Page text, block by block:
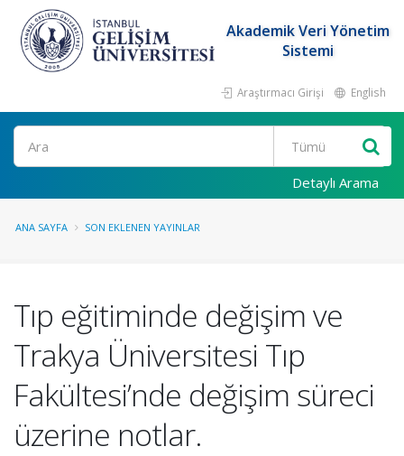
Akademik Veri Yönetim
Sistemi
Araştırmacı Girişi English
Ara
Detaylı Arama
ANA SAYFA SON EKLENEN YAYINLAR
Tıp eğitiminde değişim ve
Trakya Üniversitesi Tıp
Fakültesi’nde değişim süreci
üzerine notlar.